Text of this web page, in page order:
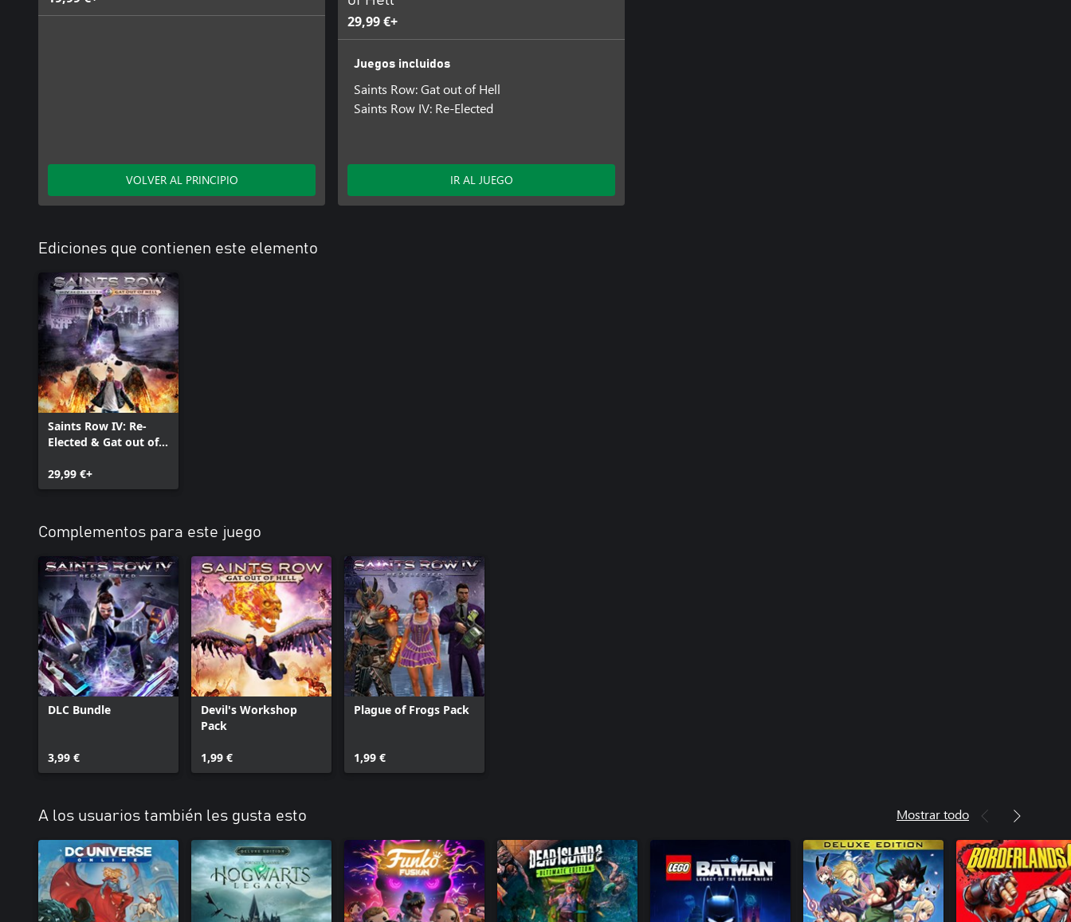
VOLVER AL PRINCIPIO
29,99 €+
Juegos incluidos
Saints Row: Gat out of Hell
Saints Row IV: Re-Elected
IR AL JUEGO
Ediciones que contienen este elemento
Saints Row IV: Re-
Elected & Gat out of
29,99 €+
Complementos para este juego
DLC Bundle
3,99 €
Devil's Workshop
Pack
1,99 €
Plague of Frogs Pack
1,99 €
A los usuarios también les gusta esto Mostrar todo